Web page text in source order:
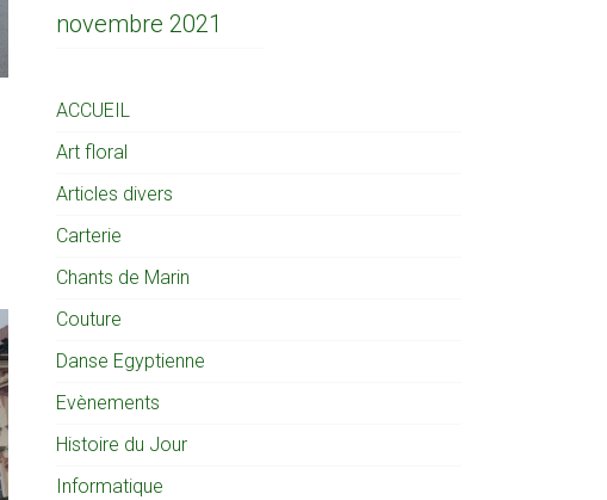
novembre 2021
ACCUEIL
Art floral
Articles divers
Carterie
Chants de Marin
Couture
Danse Egyptienne
Evènements
Histoire du Jour
Informatique